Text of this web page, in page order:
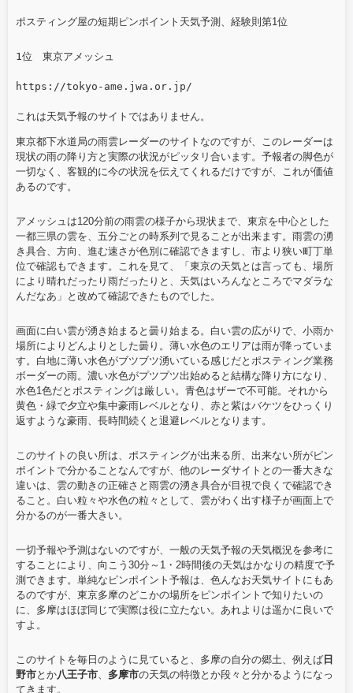
ポスティング屋の短期ピンポイント天気予測、経験則第1位
1位　東京アメッシュ
https://tokyo-ame.jwa.or.jp/
これは天気予報のサイトではありません。
東京都下水道局の雨雲レーダーのサイトなのですが、このレーダーは
現状の雨の降り方と実際の状況がピッタリ合います。予報者の脚色が
一切なく、客観的に今の状況を伝えてくれるだけですが、これが価値
あるのです。
アメッシュは120分前の雨雲の様子から現状まで、東京を中心とした
一都三県の雲を、五分ごとの時系列で見ることが出来ます。雨雲の湧
き具合、方向、進む速さが色別に確認できますし、市より狭い町丁単
位で確認もできます。これを見て、「東京の天気とは言っても、場所
により晴れだったり雨だったりと、天気はいろんなところでマダラな
んだなあ」と改めて確認できたものでした。
画面に白い雲が湧き始まると曇り始まる。白い雲の広がりで、小雨か
場所によりどんよりとした曇り。薄い水色のエリアは雨が降っていま
す。白地に薄い水色がブツブツ湧いている感じだとポスティング業務
ボーダーの雨。濃い水色がプツプツ出始めると結構な降り方になり、
水色1色だとポスティングは厳しい。青色はザーで不可能。それから
黄色・緑で夕立や集中豪雨レベルとなり、赤と紫はバケツをひっくり
返すような豪雨、長時間続くと退避レベルとなります。
このサイトの良い所は、ポスティングが出来る所、出来ない所がピン
ポイントで分かることなんですが、他のレーダサイトとの一番大きな
違いは、雲の動きの正確さと雨雲の湧き具合が目視で良くで確認でき
ること。白い粒々や水色の粒々として、雲がわく出す様子が画面上で
分かるのが一番大きい。
一切予報や予測はないのですが、一般の天気予報の天気概況を参考に
することにより、向こう30分～1・2時間後の天気はかなりの精度で予
測できます。単純なピンポイント予報は、色んなお天気サイトにもあ
るのですが、東京多摩のどこかの場所をピンポイントで知りたいの
に、多摩はほぼ同じで実際は役に立たない。あれよりは遥かに良いで
すよ。
このサイトを毎日のように見ていると、多摩の自分の郷土、例えば 日
野市とか八王子市 多摩市の天気の特徴とか段々と分かるようになっ
てきます。